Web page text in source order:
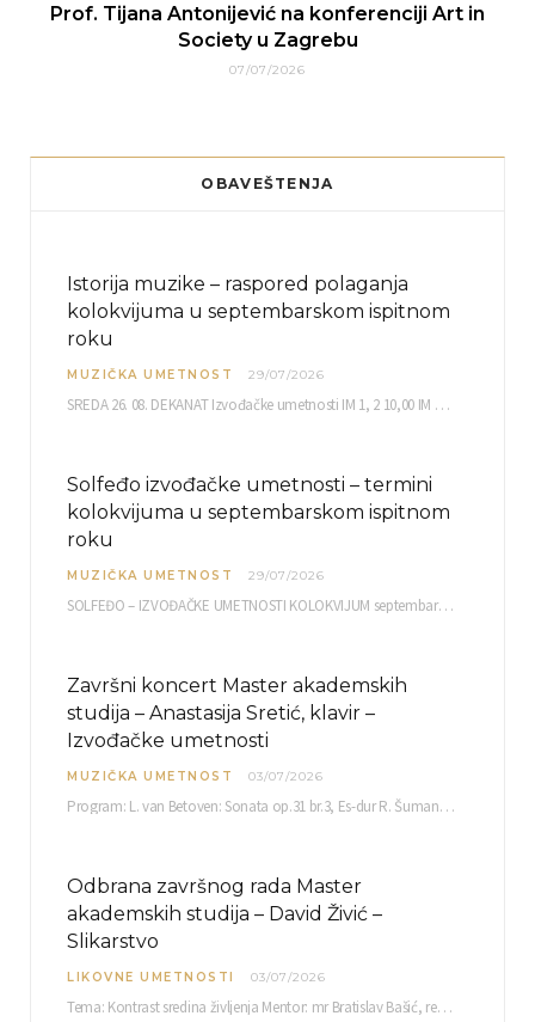
Prof. Tijana Antonijević na konferenciji Art in
Society u Zagrebu
07/07/2026
OBAVEŠTENJA
Istorija muzike – raspored polaganja
kolokvijuma u septembarskom ispitnom
roku
MUZIČKA UMETNOST 29/07/2026
SREDA 26. 08. DEKANAT Izvođačke umetnosti IM 1, 2 10,00 IM 3, 4 10,30 IM…
Solfeđo izvođačke umetnosti – termini
kolokvijuma u septembarskom ispitnom
roku
MUZIČKA UMETNOST 29/07/2026
SOLFEĐO – IZVOĐAČKE UMETNOSTI KOLOKVIJUM septembarski ispitni rok četvrtak, 03.09.2026. uč. br. 12 PISMENI…
Završni koncert Master akademskih
studija – Anastasija Sretić, klavir –
Izvođačke umetnosti
MUZIČKA UMETNOST 03/07/2026
Program: L. van Betoven: Sonata op.31 br.3, Es-dur R. Šuman: Bečki karneval op.26 K. Debisi:…
Odbrana završnog rada Master
akademskih studija – David Živić –
Slikarstvo
LIKOVNE UMETNOSTI 03/07/2026
Tema: Kontrast sredina življenja Mentor: mr Bratislav Bašić, redovni profesor Sreda, 08.07.2026. u…